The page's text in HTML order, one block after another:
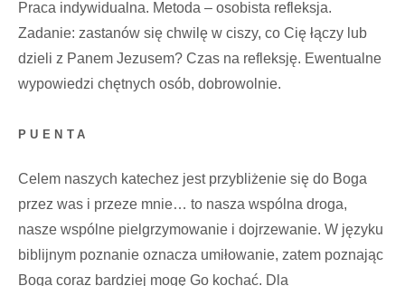
Praca indywidualna. Metoda – osobista refleksja.
Zadanie: zastanów się chwilę w ciszy, co Cię łączy lub
dzieli z Panem Jezusem? Czas na refleksję. Ewentualne
wypowiedzi chętnych osób, dobrowolnie.
PUENTA
Celem naszych katechez jest przybliżenie się do Boga
przez was i przeze mnie… to nasza wspólna droga,
nasze wspólne pielgrzymowanie i dojrzewanie. W języku
biblijnym poznanie oznacza umiłowanie, zatem poznając
Boga coraz bardziej mogę Go kochać. Dla